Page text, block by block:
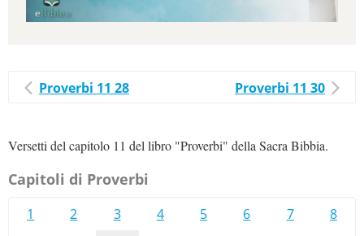
Proverbi 11 28 Proverbi 11 30
Versetti del capitolo 11 del libro "Proverbi" della Sacra Bibbia.
Capitoli di Proverbi
1 2 3 4 5 6 7
8